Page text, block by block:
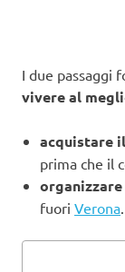
I due passaggi
vivere al
acquistare
prima che il
fuori Verona